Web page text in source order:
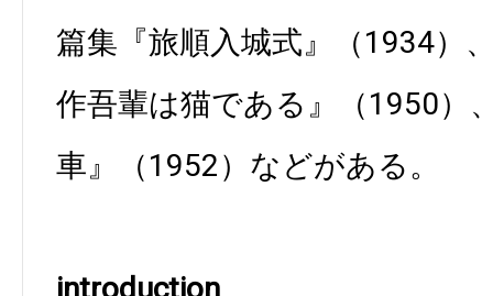
篇集『旅順入城式』（1934）
作吾輩は猫である』（1950）
車』（1952）などがある。